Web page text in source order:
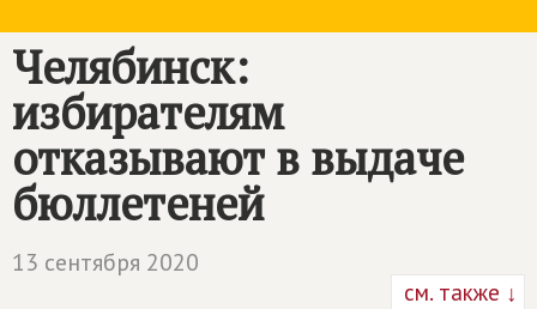
Челябинск:
избирателям
отказывают в выдаче
бюллетеней
13 сентября 2020
см. также ↓